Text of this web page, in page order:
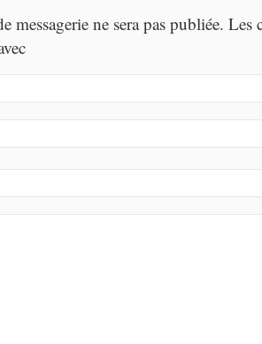
messagerie ne sera pas publiée.